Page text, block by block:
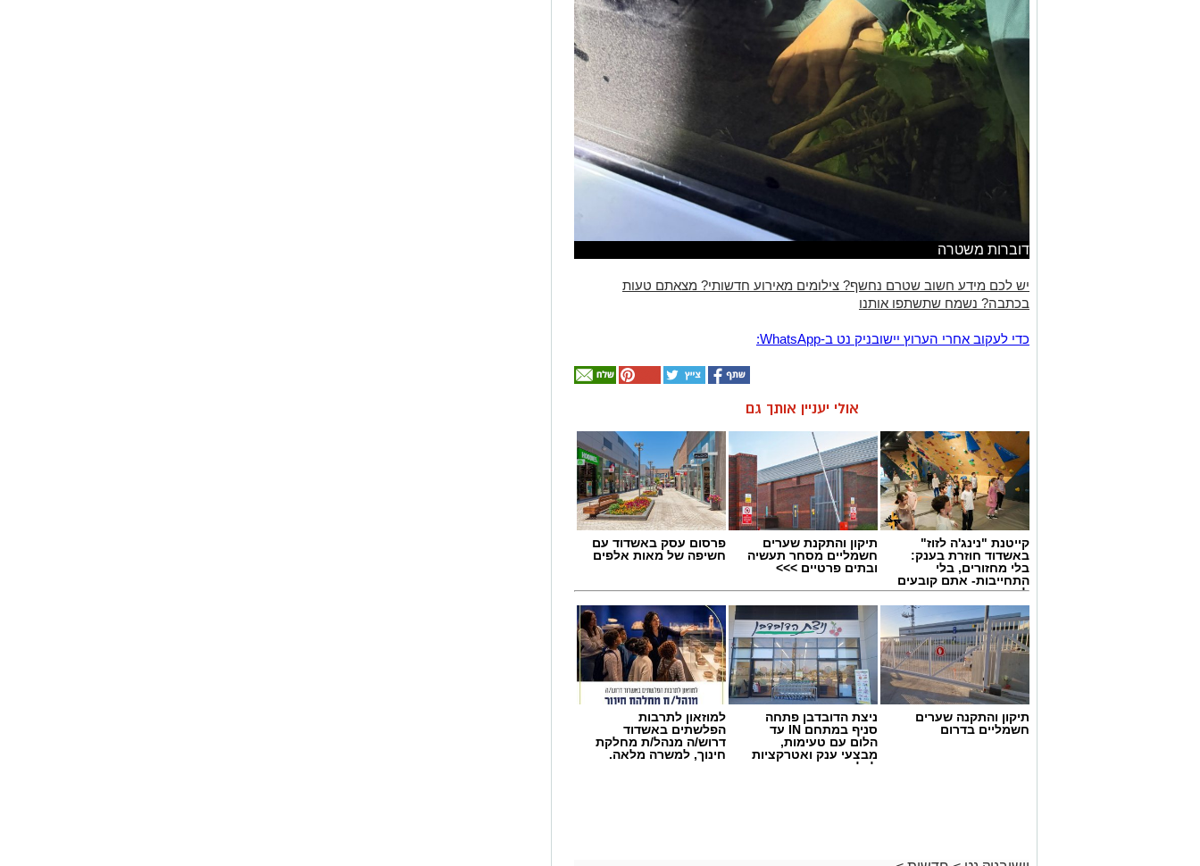
דוברות משטרה
יש לכם מידע חשוב שטרם נחשף? צילומים מאירוע חדשותי? מצאתם טעות
בכתבה? נשמח שתשתפו אותנו
‏כדי לעקוב אחרי הערוץ יישובניק נט ב-WhatsApp:‏‏‏
אולי יעניין אותך גם
קייטנת "נינג'ה לזוז"
באשדוד חוזרת בענק:
בלי מחזורים, בלי
התחייבות- אתם קובעים
לכמה ואיזה ימים
להירשם!
תיקון והתקנת שערים
חשמליים מסחר תעשיה
ובתים פרטיים >>>
פרסום עסק באשדוד עם
חשיפה של מאות אלפים
תיקון והתקנה שערים
חשמליים בדרום
ניצת הדובדבן פתחה
סניף במתחם IN עד
הלום עם טעימות,
מבצעי ענק ואטרקציות
לכל המשפחה
למוזאון לתרבות
הפלשתים באשדוד
דרוש/ה מנהל/ת מחלקת
חינוך, למשרה מלאה.